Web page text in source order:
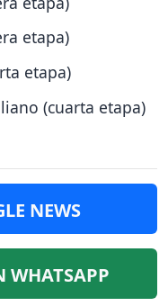
etapa)
etapa)
(cuarta etapa)
NEWS
WHATSAPP